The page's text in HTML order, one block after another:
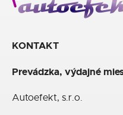
KONTAKT
Prevádzka, výdajné
Autoefekt, s.r.o.